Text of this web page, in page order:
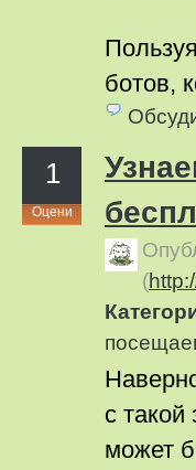
ботов,
1
Оцени
(
с такой
может